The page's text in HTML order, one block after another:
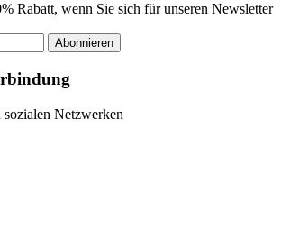
Rabatt, wenn Sie sich für unseren Newsletter
Abonnieren
Netzwerken